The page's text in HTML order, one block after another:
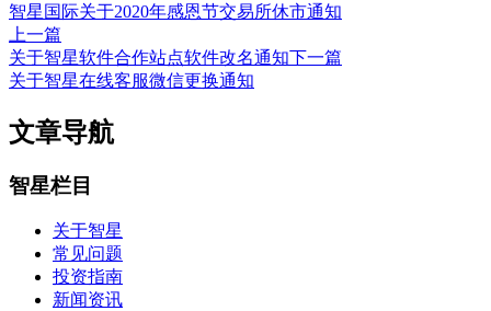
智星国际关于2020年感恩节交易所休市通知
上一篇
关于智星软件合作站点软件改名通知下一篇
关于智星在线客服微信更换通知
文章导航
智星栏目
关于智星
常见问题
投资指南
新闻资讯